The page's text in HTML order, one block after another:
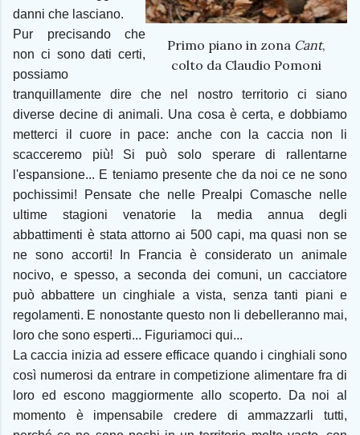
Primo piano in zona Cant,
colto da Claudio Pomoni
danni che lasciano.
Pur precisando che
non ci sono dati certi,
possiamo
tranquillamente dire che nel nostro territorio ci siano
diverse decine di animali. Una cosa è certa, e dobbiamo
metterci il cuore in pace: anche con la caccia non li
scacceremo più! Si può solo sperare di rallentarne
l'espansione... E teniamo presente che da noi ce ne sono
pochissimi! Pensate che nelle Prealpi Comasche nelle
ultime stagioni venatorie la media annua degli
abbattimenti è stata attorno ai 500 capi, ma quasi non se
ne sono accorti! In Francia è considerato un animale
nocivo, e spesso, a seconda dei comuni, un cacciatore
può abbattere un cinghiale a vista, senza tanti piani e
regolamenti. E nonostante questo non li debelleranno mai,
loro che sono esperti... Figuriamoci qui...
La caccia inizia ad essere efficace quando i cinghiali sono
così numerosi da entrare in competizione alimentare fra di
loro ed escono maggiormente allo scoperto. Da noi al
momento è impensabile credere di ammazzarli tutti,